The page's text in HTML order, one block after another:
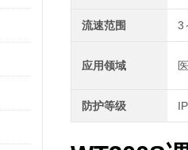
流速范围 3
应用领域
防护等级